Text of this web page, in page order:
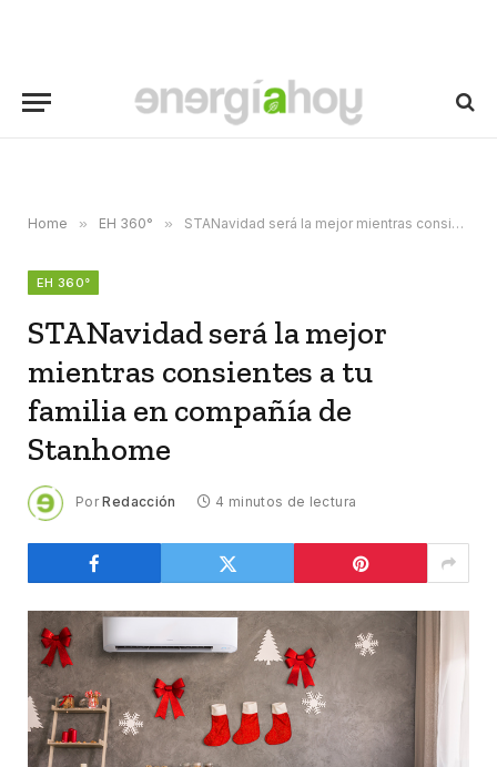
Home » EH 360° » STANavidad será la mejor mientras consientes a tu familia en compañía de Stanhome
EH 360°
STANavidad será la mejor
mientras consientes a tu
familia en compañía de
Stanhome
Por Redacción 4 minutos de lectura